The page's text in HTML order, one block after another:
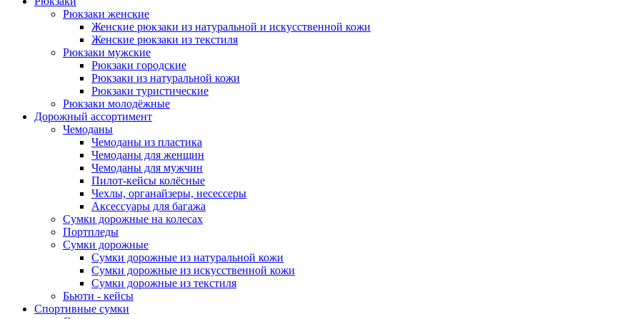
Рюкзаки женские
Женские рюкзаки из натуральной и искусственной кожи
Женские рюкзаки из текстиля
Рюкзаки мужские
Рюкзаки городские
Рюкзаки из натуральной кожи
Рюкзаки туристические
Рюкзаки молодёжные
Дорожный ассортимент
Чемоданы
Чемоданы из пластика
Чемоданы для женщин
Чемоданы для мужчин
Пилот-кейсы колёсные
Чехлы, органайзеры, несессеры
Аксессуары для багажа
Сумки дорожные на колесах
Портпледы
Сумки дорожные
Сумки дорожные из натуральной кожи
Сумки дорожные из искусственной кожи
Сумки дорожные из текстиля
Бьюти - кейсы
Спортивные сумки